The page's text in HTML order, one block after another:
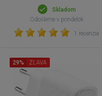
Skladom
Odošleme v pondelok
1 recenzia
29% ZĽAVA